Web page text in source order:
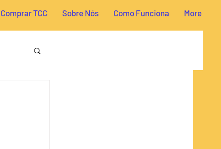
Comprar TCC Sobre Nós Como Funciona More